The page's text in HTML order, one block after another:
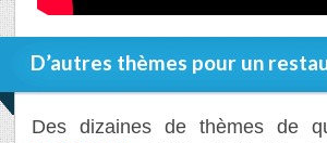
D’autres thèmes pour un
Des dizaines de thèmes de